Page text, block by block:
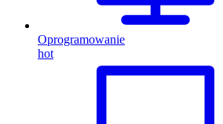
Oprogramowanie
hot